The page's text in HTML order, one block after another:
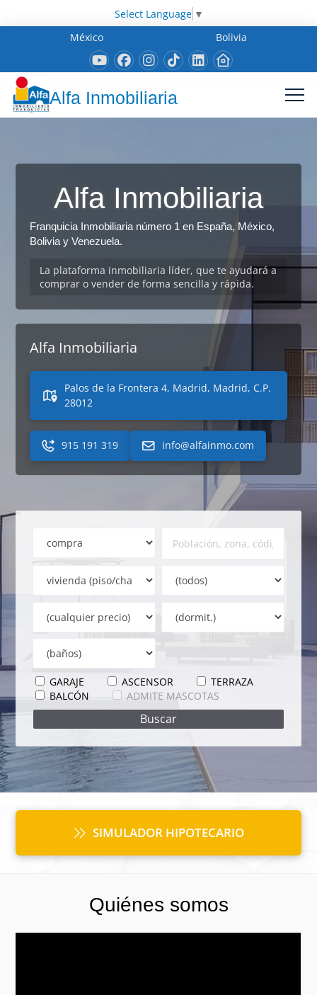
Select Language ▼
México
Bolivia
Alfa Inmobiliaria
Alfa Inmobiliaria
Franquicia Inmobiliaria número 1 en España, México,
Bolivia y Venezuela.
La plataforma inmobiliaria líder, que te ayudará a
comprar o vender de forma sencilla y rápida.
Alfa Inmobiliaria
Palos de la Frontera 4, Madrid, Madrid, C.P.
28012
915 191 319 info@alfainmo.com
GARAJE ASCENSOR
TERRAZA
BALCÓN
ADMITE MASCOTAS
SIMULADOR HIPOTECARIO
Quiénes somos